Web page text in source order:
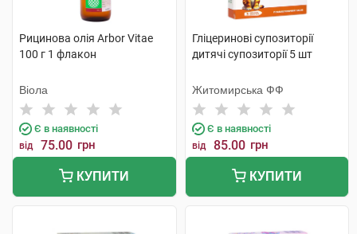
Рицинова олія Arbor Vitae
100 г 1 флакон
Віола
Є в наявності
від 75.00 грн
КУПИТИ
Гліцеринові супозиторії
дитячі супозиторії 5 шт
Житомирська ФФ
Є в наявності
від 85.00 грн
КУПИТИ